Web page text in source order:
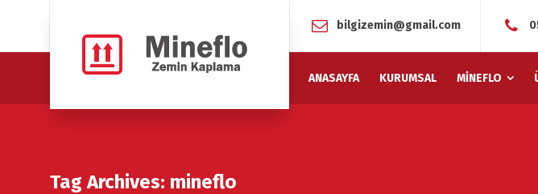
bilgizemin@gmail.com
ANASAYFA KURUMSAL MİNEFLO
Tag Archives: mineflo